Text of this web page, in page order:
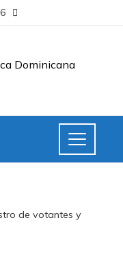
de votantes y